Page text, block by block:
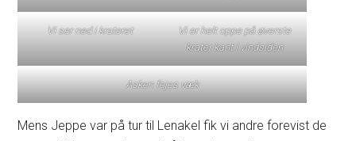
Vi ser ned i krateret
Vi er helt oppe på øverste
krater kant i vindsiden
Asken fejes væk
Mens Jeppe var på tur til Lenakel fik vi andre forevist de